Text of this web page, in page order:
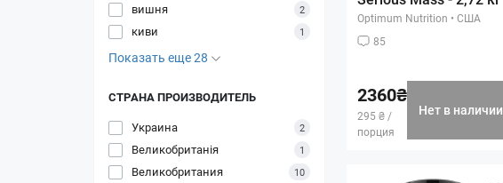
вишня 2
киви 1
Показать еще 28
СТРАНА ПРОИЗВОДИТЕЛЬ
Украина
2
Великобританія 1
Великобритания 10
Optimum Nutrition • США
85
2360₴
295 ₴ /
порция
Нет в наличии